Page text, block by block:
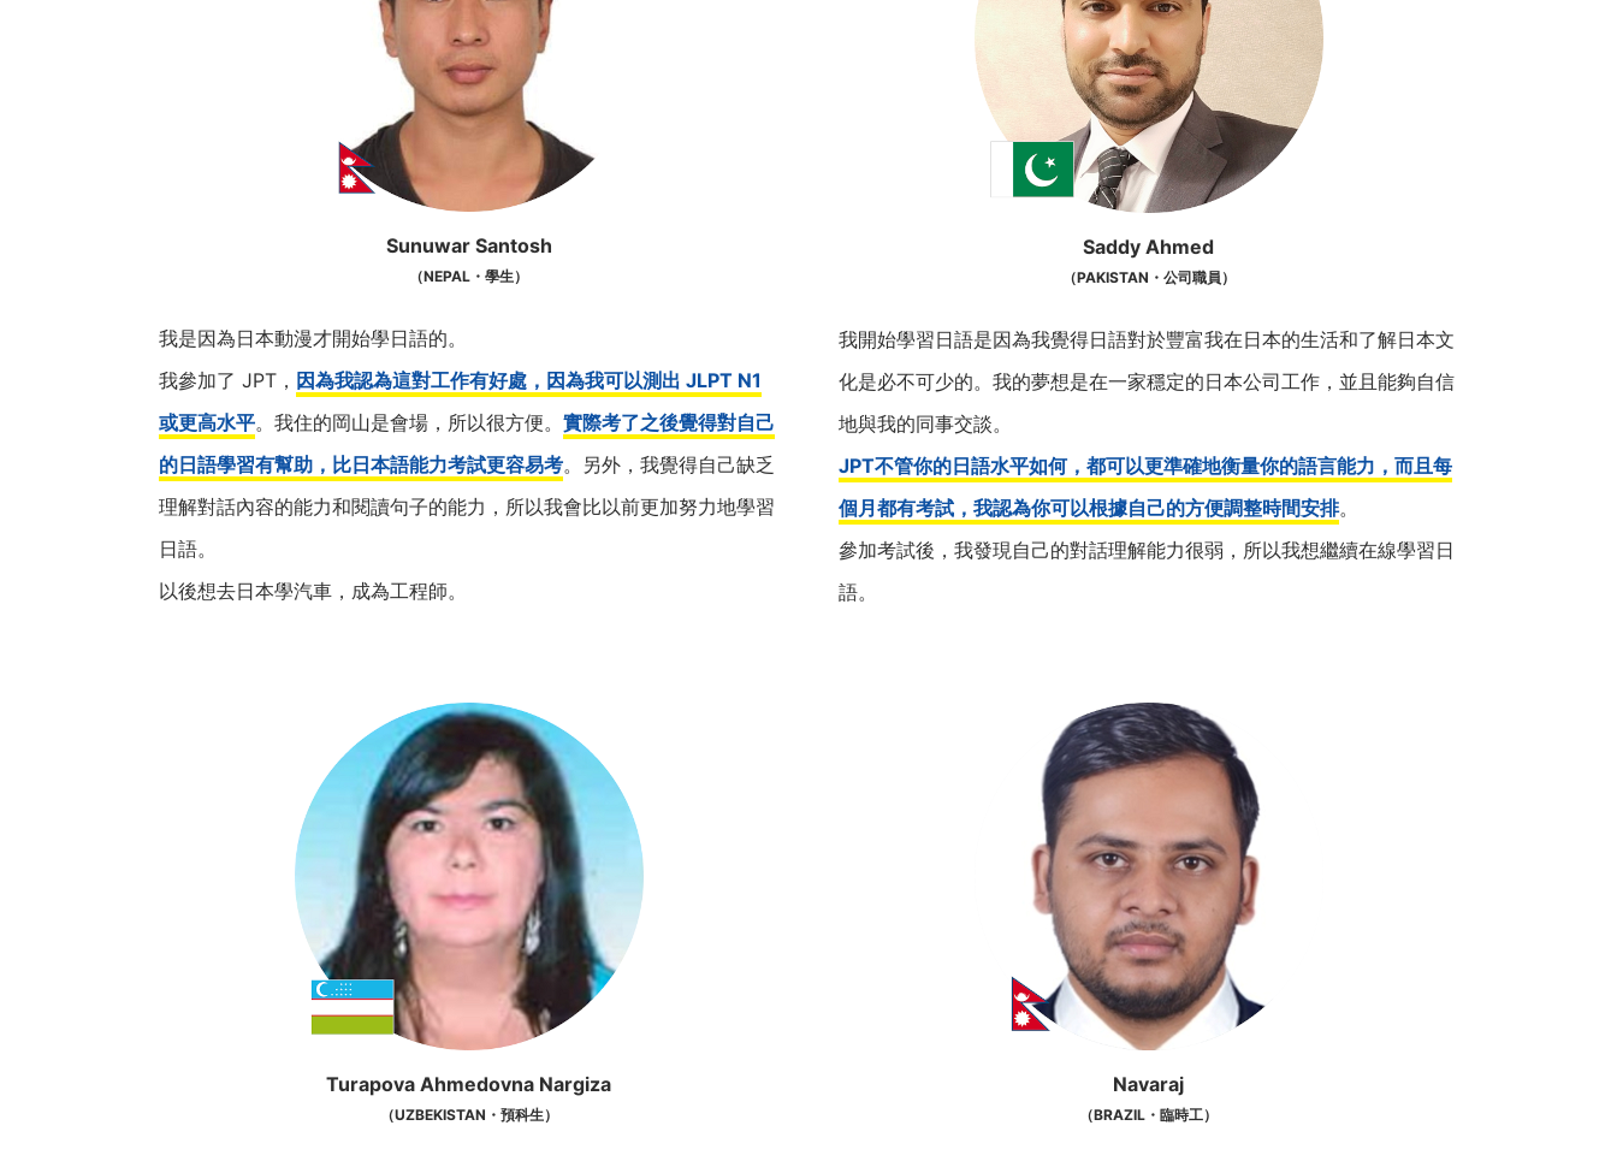
Sunuwar Santosh
（NEPAL・學生）
我是因為日本動漫才開始學日語的。
我參加了 JPT， 因為我認為這對工作有好處，因為我可以測出 JLPT N1
或更高水平。我住的岡山是會場，所以很方便。 實際考了之後覺得對自己
的日語學習有幫助，比日本語能力考試更容易考。另外，我覺得自己缺乏
理解對話內容的能力和閱讀句子的能力，所以我會比以前更加努力地學習
日語。
以後想去日本學汽車，成為工程師。
Saddy Ahmed
（PAKISTAN・公司職員）
我開始學習日語是因為我覺得日語對於豐富我在日本的生活和了解日本文
化是必不可少的。我的夢想是在一家穩定的日本公司工作，並且能夠自信
地與我的同事交談。
JPT不管你的日語水平如何，都可以更準確地衡量你的語言能力，而且每
個月都有考試，我認為你可以根據自己的方便調整時間安排。
參加考試後，我發現自己的對話理解能力很弱，所以我想繼續在線學習日
語。
Turapova Ahmedovna Nargiza
（UZBEKISTAN・預科生）
Navaraj
（BRAZIL・臨時工）